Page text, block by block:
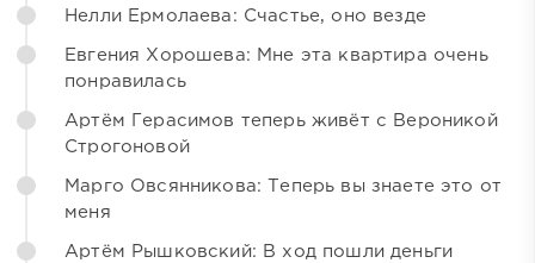
Нелли Ермолаева: Счастье, оно везде
Евгения Хорошева: Мне эта квартира очень
понравилась
Артём Герасимов теперь живёт с Вероникой
Строгоновой
Марго Овсянникова: Теперь вы знаете это от
меня
Артём Рышковский: В ход пошли деньги